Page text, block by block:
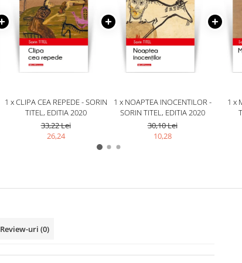
1 x CLIPA CEA REPEDE - SORIN
TITEL, EDITIA 2020
33,22 Lei
26,24
1 x NOAPTEA INOCENTILOR -
SORIN TITEL, EDITIA 2020
30,10 Lei
10,28
1 x
Review-uri (0)